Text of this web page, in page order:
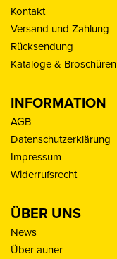
Kontakt
Versand und Zahlung
Rücksendung
Kataloge & Broschüren
INFORMATION
AGB
Datenschutzerklärung
Impressum
Widerrufsrecht
ÜBER UNS
News
Über auner